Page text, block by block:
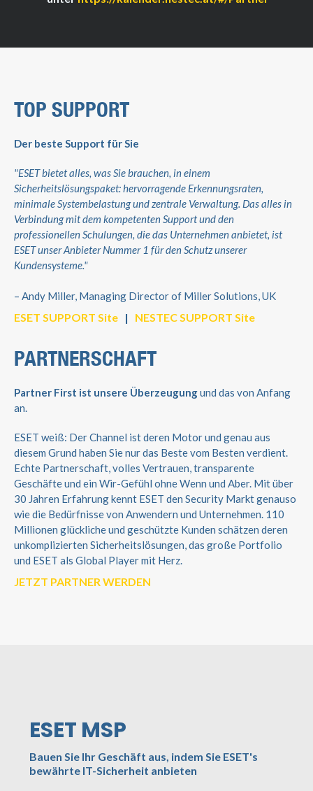
TOP SUPPORT
Der beste Support für Sie
"ESET bietet alles, was Sie brauchen, in einem
Sicherheitslösungspaket: hervorragende Erkennungsraten,
minimale Systembelastung und zentrale Verwaltung. Das alles in
Verbindung mit dem kompetenten Support und den
professionellen Schulungen, die das Unternehmen anbietet, ist
ESET unser Anbieter Nummer 1 für den Schutz unserer
Kundensysteme."
– Andy Miller, Managing Director of Miller Solutions, UK
ESET SUPPORT Site | NESTEC SUPPORT Site
PARTNERSCHAFT
Partner First ist unsere Überzeugungund das von Anfang
an.
ESET weiß: Der Channel ist deren Motor und genau aus
diesem Grund haben Sie nur das Beste vom Besten verdient.
Echte Partnerschaft, volles Vertrauen, transparente
Geschäfte und ein Wir-Gefühl ohne Wenn und Aber. Mit über
30 Jahren Erfahrung kennt ESET den Security Markt genauso
wie die Bedürfnisse von Anwendern und Unternehmen. 110
Millionen glückliche und geschützte Kunden schätzen deren
unkomplizierten Sicherheitslösungen, das große Portfolio
und ESET als Global Player mit Herz.
JETZT PARTNER WERDEN
ESET MSP
Bauen Sie Ihr Geschäft aus, indem Sie ESET's
bewährte IT-Sicherheit anbieten